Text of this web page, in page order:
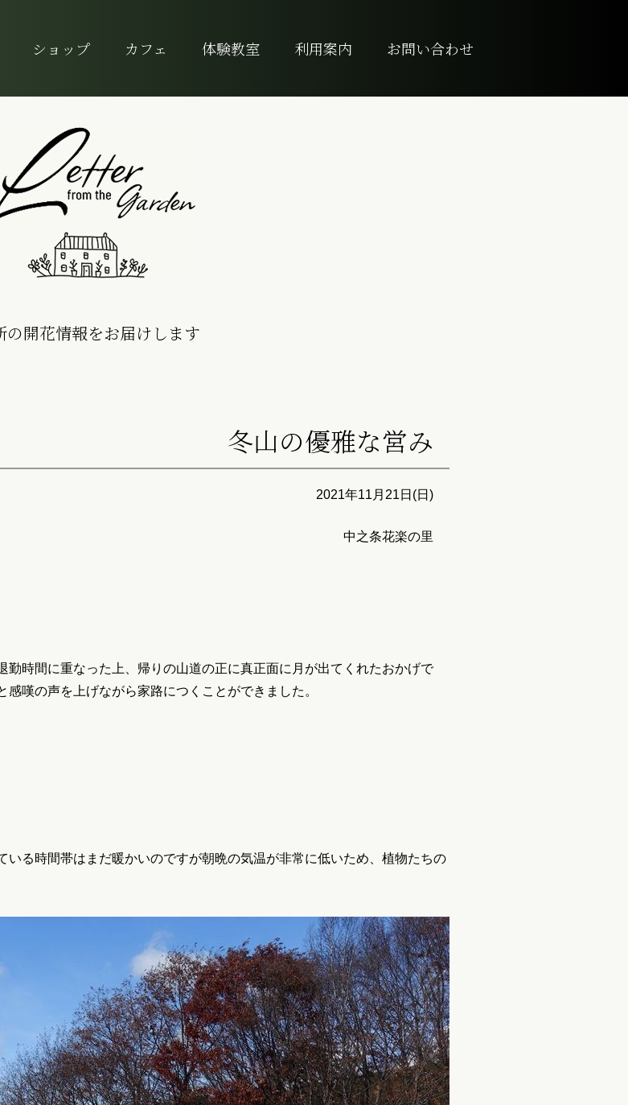
ショップ カフェ 体験教室 利用案内 お問い合わせ
の開花情報をお届けします
冬山の優雅な営み
2021年11月21日(日)
中之条花楽の里
時間に重なった上、帰りの山道の正に真正面に月が出てくれたおかげで
嘆の声を上げながら家路につくことができました。
いる時間帯はまだ暖かいのですが朝晩の気温が非常に低いため、植物たちの